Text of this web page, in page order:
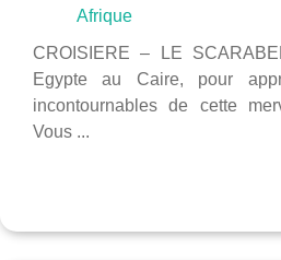
Afrique
CROISIERE – LE
Egypte au Caire, pour
incontournables de cette
Vous ...